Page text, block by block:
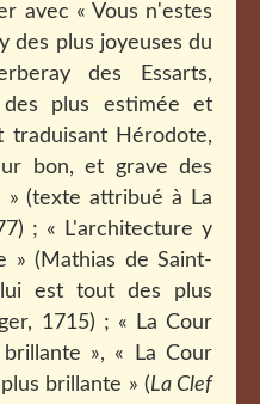
avec « Vous n'estes
des plus joyeuses du
des Essarts,
plus estimée et
traduisant Hérodote,
bon, et grave des
» (texte attribué à La
; « L'architecture y
» (Mathias de Saint-
est tout des plus
1715) ; « La Cour
», « La Cour
brillante » (La Clef